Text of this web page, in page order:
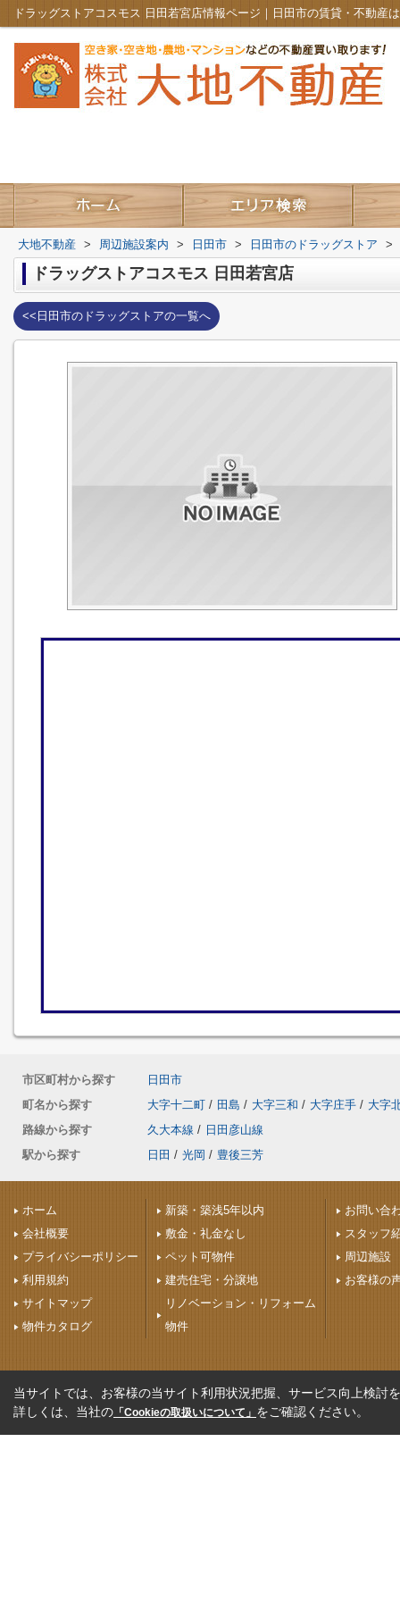
ドラッグストアコスモス 日田若宮店情報ページ｜日田市の賃貸・不動産
大地不動産 > 周辺施設案内 > 日田市 > 日田市のドラッグストア >
ドラッグストアコスモス 日田若宮店
<<日田市のドラッグストアの一覧へ
市区町村から探す
日田市
町名から探す
大字十二町 / 田島 / 大字三和 / 大字庄手 / 大字
路線から探す
久大本線 / 日田彦山線
駅から探す
日田 / 光岡 / 豊後三芳
ホーム
会社概要
プライバシーポリシー
利用規約
サイトマップ
物件カタログ
新築・築浅5年以内
敷金・礼金なし
ペット可物件
建売住宅・分譲地
リノベーション・リフォーム
物件
お問い合
スタッフ
周辺施設
お客様の
当サイトでは、お客様の当サイト利用状況把握、サービス向上検討
詳しくは、当社の 「Cookieの取扱いについて」 をご確認ください。